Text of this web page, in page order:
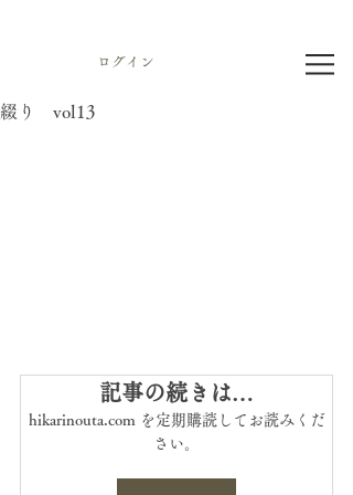
ログイン
綴り vol13
記事の続きは…
hikarinouta.com を定期購読してお読みくだ
さい。